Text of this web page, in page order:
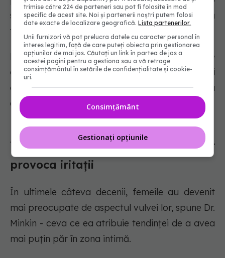
senzație de arsură în timpul urinării și urină
tulbure sau urât mirositoare.
Dar Dr. Minkin confirmă că poate provoca, de
asemenea, mâncărimi sub forma unei senzații
de furnicături și iritații, mai ales dacă infecția
este localizată în apropierea uretrei.
Tratamentele de înfrumusețare pot
provoca iritații
În ultimele câteva decenii, femeile au devenit
mai preocupate de aspectul vulvei lor, spune Dr.
Minkin - ceva ce ea atribuie tendinței de a avea
mai puțin păr în zona intimă.
trimise către 224 de parteneri sau pot fi folosite în mod
specific de acest site. Noi și partenerii noștri putem folosi
date exacte de localizare geografică.Lista partenerilor.
Unii furnizori vă pot prelucra datele cu caracter personal în
interes legitim, față de care puteți obiecta prin gestionarea
opțiunilor de mai jos. Căutați un link în partea de jos a
acestei pagini pentru a gestiona sau a vă retrage
consimțământul în setările de confidențialitate și cookie-
uri.
Consimțământ
Gestionați opțiunile